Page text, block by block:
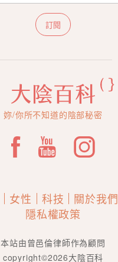
訂閱
妳/你所不知道的陰部秘密
女性 科技
關於我們
隱私權政策
本站由曾邑倫律師作為顧問
copyright©2026大陰百科